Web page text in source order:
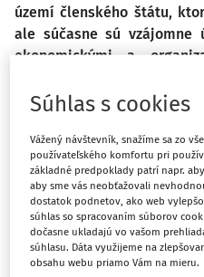
území členského štátu,
ale súčasne sú vzájomne
ekonomickými a
dane z pridanej
zákona č. 222/2004 Z.
v z. n. p. (ďalej iba „zákon o
Jednou z výhod vytvorenia
tovarov a služieb uskutočnené
zdaniteľné obchody, teda sa
Súhlas s cookies
Vážený návštevník, snažíme sa zo
používateľského komfortu pri
základné predpoklady patrí napr.
aby sme vás neobťažovali
dostatok podnetov, ako web
súhlas so spracovaním súborov
dočasne ukladajú vo vašom
súhlasu. Dáta využijeme na
obsahu webu priamo Vám na mieru.